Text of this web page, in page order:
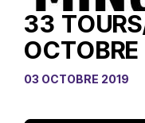
33
03 OCTOBRE 2019